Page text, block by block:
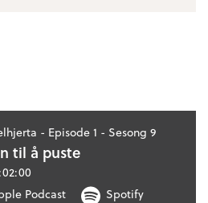
- Episode 1 - Sesong 9
til å puste
Podcast
Spotify